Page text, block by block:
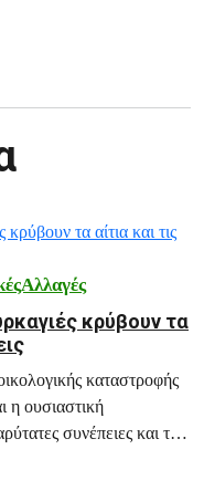
κρύβουν τα
καταστροφής
η ουσιαστική
συνέπειες και το